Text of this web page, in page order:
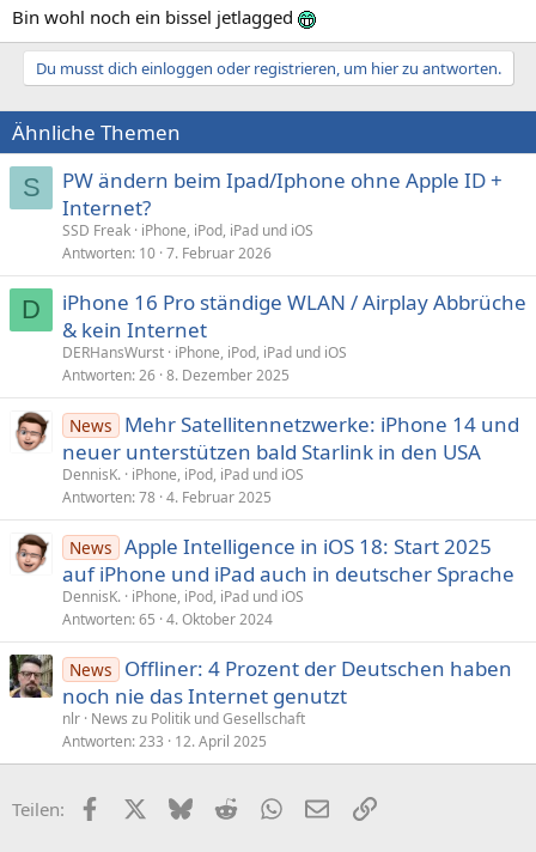
Bin wohl noch ein bissel jetlagged
Du musst dich einloggen oder registrieren, um hier zu antworten.
Ähnliche Themen
S
PW ändern beim Ipad/Iphone ohne Apple ID +
Internet?
SSD Freak iPhone, iPod, iPad und iOS
Antworten 10 7. Februar 2026
D
iPhone 16 Pro ständige WLAN / Airplay Abbrüche
& kein Internet
DERHansWurst iPhone, iPod, iPad und iOS
Antworten 26 8. Dezember 2025
News
Mehr Satellitennetzwerke: iPhone 14 und
neuer unterstützen bald Starlink in den USA
DennisK. iPhone, iPod, iPad und iOS
Antworten 78 4. Februar 2025
News Apple Intelligence in iOS 18: Start 2025
auf iPhone und iPad auch in deutscher Sprache
DennisK. iPhone, iPod, iPad und iOS
Antworten 65 4. Oktober 2024
News
Offliner: 4 Prozent der Deutschen haben
noch nie das Internet genutzt
nlr News zu Politik und Gesellschaft
Antworten 233 12. April 2025
Teilen: FacebookX (Twitter)
BlueskyRedditWhatsApp
E-MailLink